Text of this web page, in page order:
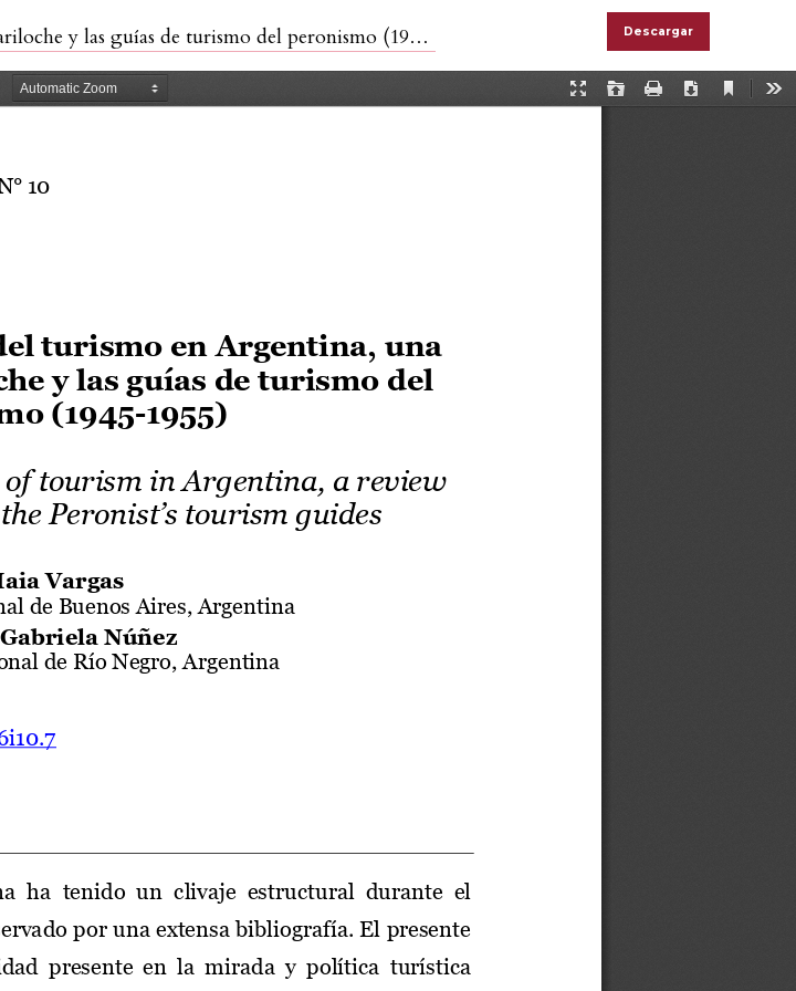
y las guías de turismo del peronismo (1945-1955) Descargar